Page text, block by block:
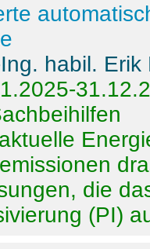
habil. Erik
die
(PI)